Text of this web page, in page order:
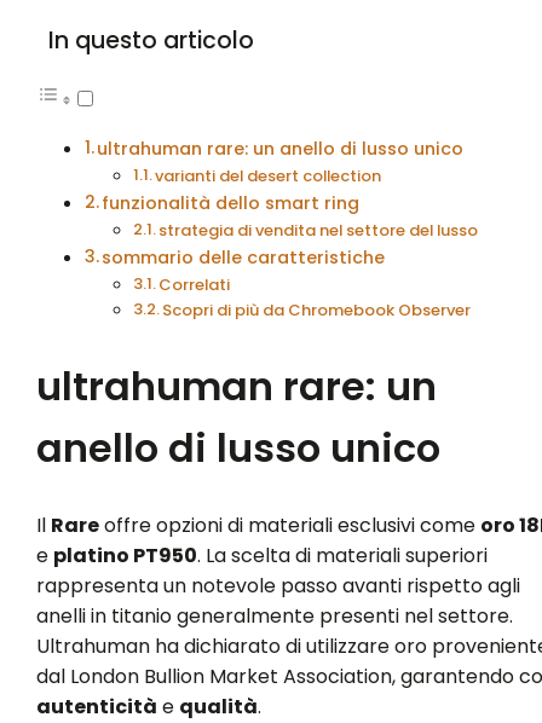
In questo articolo
ultrahuman rare: un anello di lusso unico
varianti del desert collection
funzionalità dello smart ring
strategia di vendita nel settore del lusso
sommario delle caratteristiche
Correlati
Scopri di più da Chromebook Observer
ultrahuman rare: un
anello di lusso unico
Il Rareoffre opzioni di materiali esclusivi come oro
e platino PT950. La scelta di materiali superiori
rappresenta un notevole passo avanti rispetto agli
anelli in titanio generalmente presenti nel settore.
Ultrahuman ha dichiarato di utilizzare oro
dal London Bullion Market Association, garantendo
autenticità e qualità.